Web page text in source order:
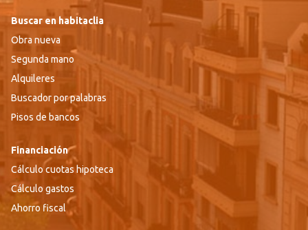
Buscar en habitaclia
Obra nueva
Segunda mano
Alquileres
Buscador por palabras
Pisos de bancos
Financiación
Cálculo cuotas hipoteca
Cálculo gastos
Ahorro fiscal